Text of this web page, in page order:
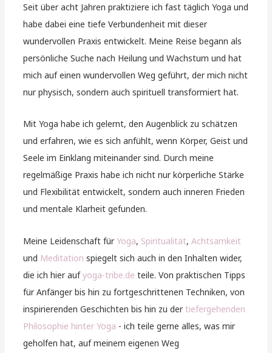
Seit über acht Jahren praktiziere ich fast täglich Yoga und
habe dabei eine tiefe Verbundenheit mit dieser
wundervollen Praxis entwickelt. Meine Reise begann als
persönliche Suche nach Heilung und Wachstum und hat
mich auf einen wundervollen Weg geführt, der mich nicht
nur physisch, sondern auch spirituell transformiert hat.
Mit Yoga habe ich gelernt, den Augenblick zu schätzen
und erfahren, wie es sich anfühlt, wenn Körper, Geist und
Seele im Einklang miteinander sind. Durch meine
regelmäßige Praxis habe ich nicht nur körperliche Stärke
und Flexibilität entwickelt, sondern auch inneren Frieden
und mentale Klarheit gefunden.
Meine Leidenschaft für Yoga, Spiritualität,Achtsamkeit
und Meditation spiegelt sich auch in den Inhalten wider,
die ich hier aufyoga-tribe.de teile. Von praktischen Tipps
für Anfänger bis hin zu fortgeschrittenen Techniken, von
inspirierenden Geschichten bis hin zu der tiefergehenden
Philosophie hinter Yoga - ich teile gerne alles, was mir
geholfen hat, auf meinem eigenen Weg